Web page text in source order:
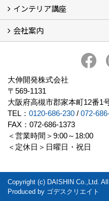
お客様の声
フォトギャラリー
ただいま建築中
施工実績
インテリア講座
イベント予告
イベント報告
会社案内
プライバシーポリシー
大伸開発株式会社
〒569-1131
大阪府高槻市郡家本町12番
TEL： 0120-686-230 / 072-
FAX：072-686-1373
＜営業時間＞9:00～18:00
＜定休日＞日曜日・祝日
Copyright (c) DAISHIN Co.,Ltd.
Produced by ゴデスクリエイト